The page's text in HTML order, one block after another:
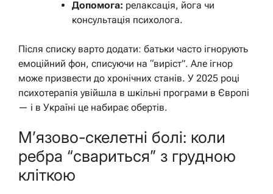
Допомога: релаксація, йога чи
консультація психолога.
Після списку варто додати: батьки часто ігнорують
емоційний фон, списуючи на “виріст”. Але ігнор
може призвести до хронічних станів. У 2025 році
психотерапія увійшла в шкільні програми в Європі
— і в Україні це набирає обертів.
М’язово-скелетні болі: коли
ребра “свариться” з грудною
кліткою